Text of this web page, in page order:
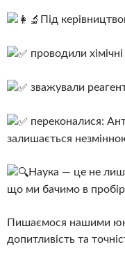
Під
проводили
зважували
переконалися:
залишається
Наука — це не
що ми бачимо в
Пишаємося нашими
допитливість та